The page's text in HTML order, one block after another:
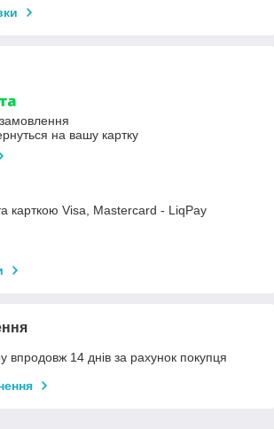
на вашу картку
карткою Visa, Mastercard - LiqPay
впродовж 14 днів за рахунок покупця